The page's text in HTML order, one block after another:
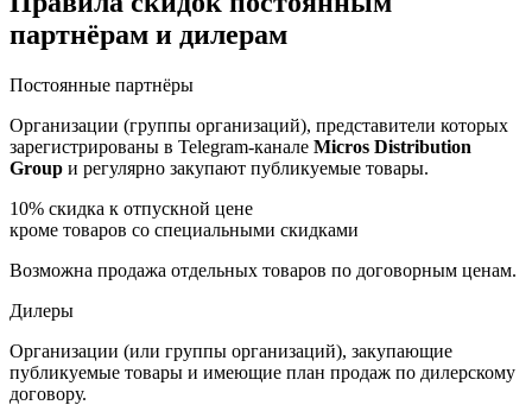
партнёрам и дилерам
Постоянные партнёры
Организации (группы организаций), представители которых
зарегистрированы в Telegram-канале Micros Distribution
Group и регулярно закупают публикуемые товары.
10% скидка к отпускной цене
кроме товаров со специальными скидками
Возможна продажа отдельных товаров по договорным ценам.
Дилеры
Организации (или группы организаций), закупающие
публикуемые товары и имеющие план продаж по дилерскому
договору.